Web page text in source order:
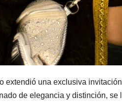
extendió una exclusiva
de elegancia y distinción,